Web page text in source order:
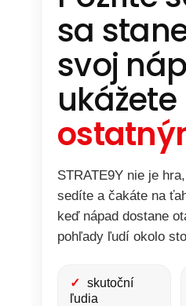
sa
svoj
ukážete
STRATE9Y nie je
sedíte a čakáte na
keď nápad dostane
pohľady ľudí okolo
✓ skutoční
ľudia